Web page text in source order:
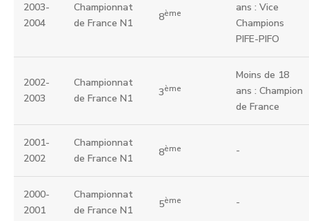
2003-
2004
Championnat
de France N1
8ème
ans : Vice
Champions
PIFE-PIFO
2002-
2003
Championnat
de France N1
3ème
Moins de 18
ans : Champion
de France
2001-
2002
Championnat
de France N1
8ème -
2000-
2001
Championnat
de France N1
5ème -